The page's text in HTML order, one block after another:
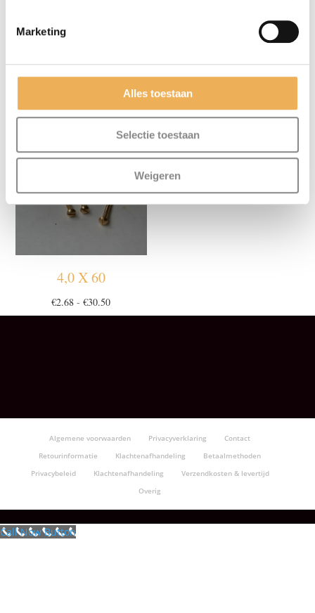
Marketing
Alles toestaan
Selectie toestaan
Weigeren
4,0 X 50
€2.68
tot
€30.50
2,5 X 25
€2.68
€30.50
4,0 X 60
€2.68 - €30.50Prijsklasse:
€2.68
Algemene voorwaarden Privacyverklaring
Contact
Retourinformatie
Klachtenafhandeling
Betaalmethoden
Privacybeleid
Klachtenafhandeling
Verzendkosten & levertijd
Overig
Call Now Button